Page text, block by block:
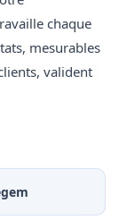
chaque
mesurables
valident